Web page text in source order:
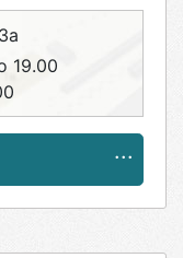
19.00
55